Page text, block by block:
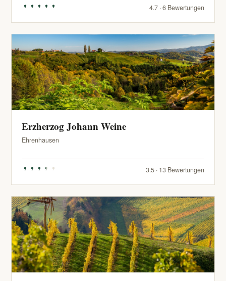
4.7 · 6 Bewertungen
Erzherzog Johann Weine
Ehrenhausen
3.5 · 13 Bewertungen